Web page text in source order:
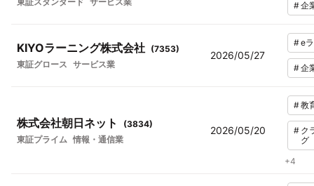
#企
KIYOラーニング株式会社 (7353)
東証グロース サービス業
2026/05/27
#e
#企
株式会社朝日ネット (3834)
東証プライム 情報・通信業
2026/05/20
#教
# ク
グ
+4